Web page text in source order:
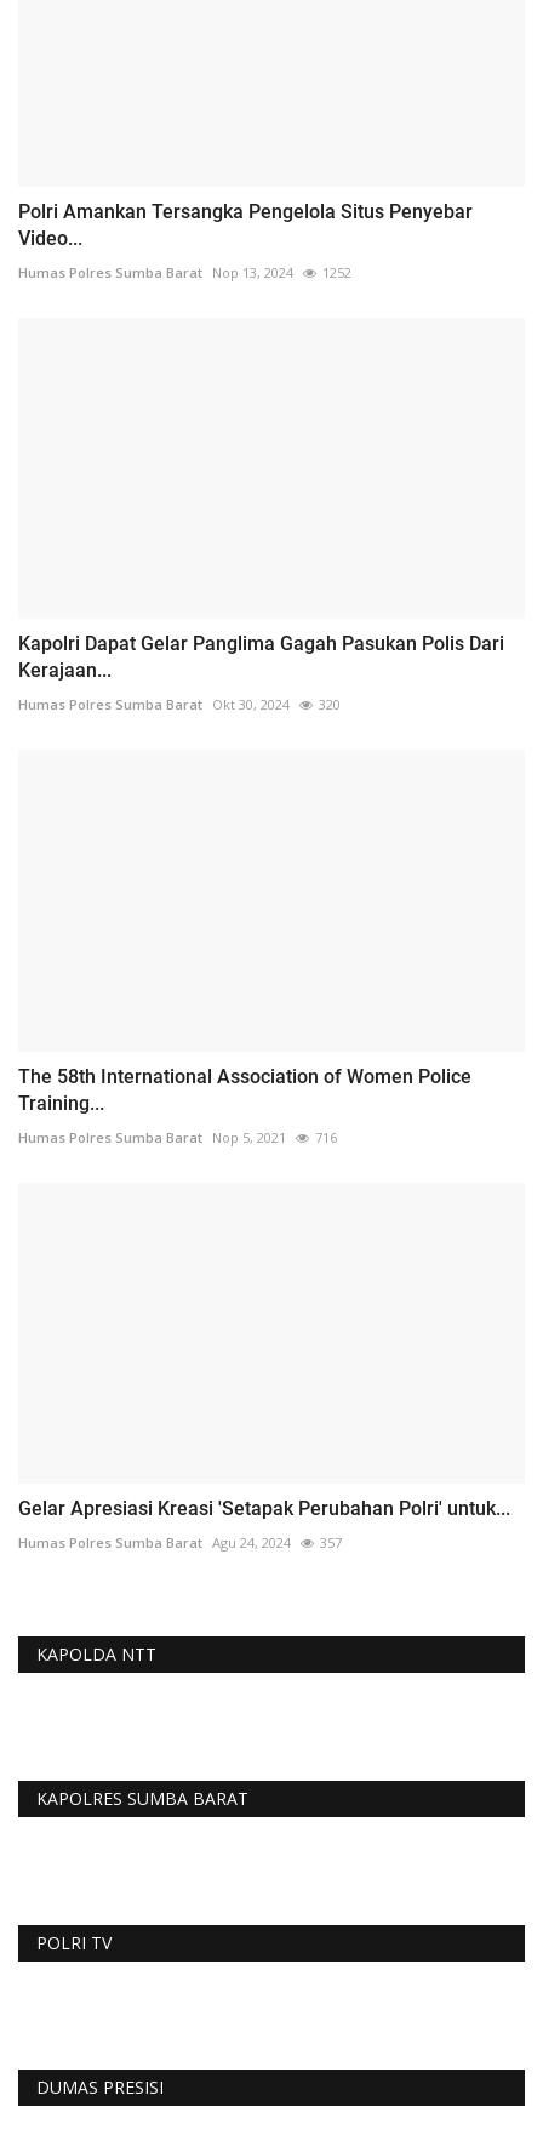
Polri Amankan Tersangka Pengelola Situs Penyebar
Video...
Humas Polres Sumba Barat Nop 13, 2024 1252
Kapolri Dapat Gelar Panglima Gagah Pasukan Polis Dari
Kerajaan...
Humas Polres Sumba Barat Okt 30, 2024 320
The 58th International Association of Women Police
Training...
Humas Polres Sumba Barat Nop 5, 2021 716
Gelar Apresiasi Kreasi 'Setapak Perubahan Polri' untuk...
Humas Polres Sumba Barat Agu 24, 2024 357
KAPOLDA NTT
KAPOLRES SUMBA BARAT
POLRI TV
DUMAS PRESISI